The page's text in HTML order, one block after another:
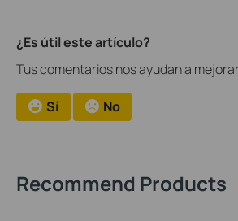
¿Es útil este artículo?
Tus comentarios nos ayudan a
Sí No
Recommend Products